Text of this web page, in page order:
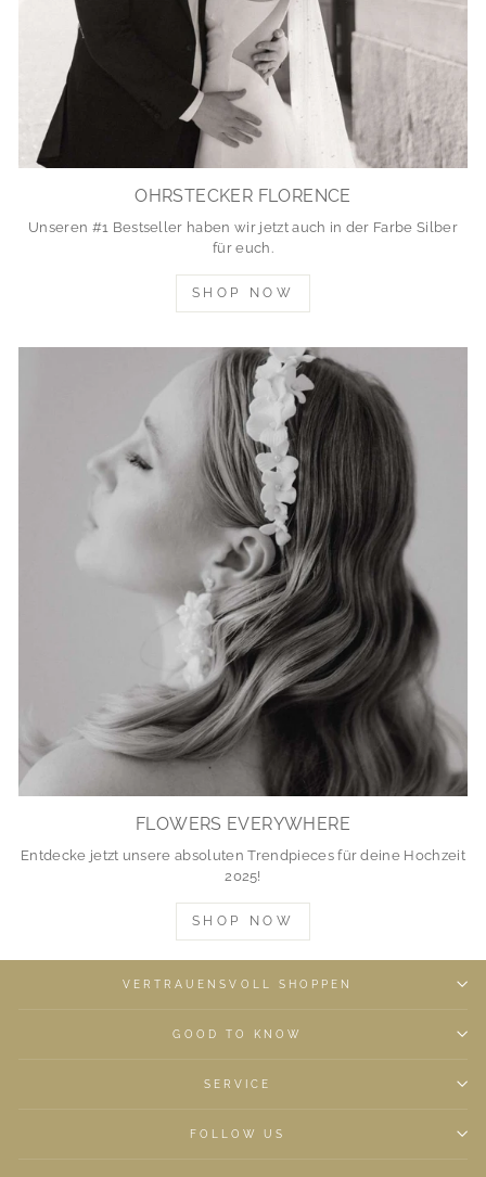
OHRSTECKER FLORENCE
Unseren #1 Bestseller haben wir jetzt auch in der Farbe Silber
für euch.
SHOP NOW
FLOWERS EVERYWHERE
Entdecke jetzt unsere absoluten Trendpieces für deine Hochzeit
2025!
SHOP NOW
VERTRAUENSVOLL SHOPPEN
GOOD TO KNOW
SERVICE
FOLLOW US